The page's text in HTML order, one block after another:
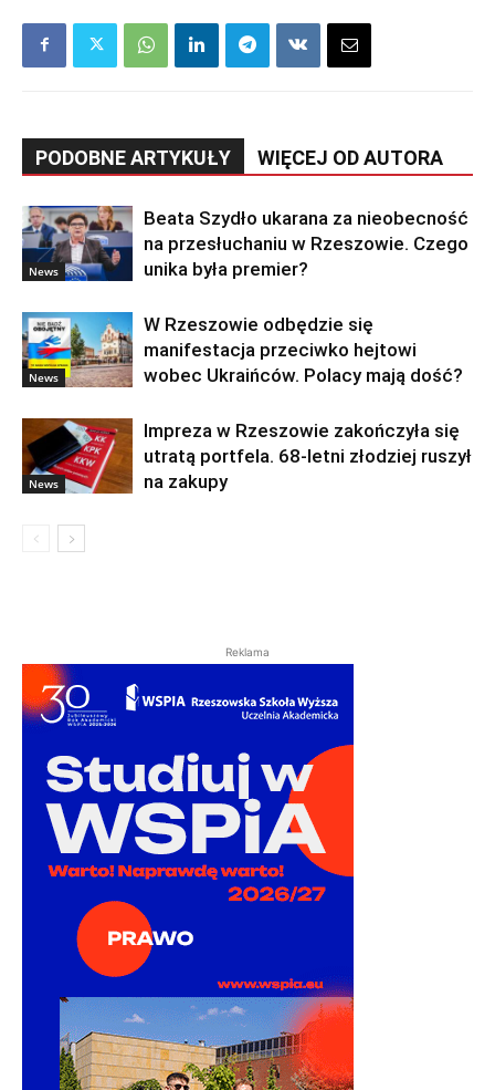
PODOBNE ARTYKUŁY WIĘCEJ OD AUTORA
News
Beata Szydło ukarana za nieobecność
na przesłuchaniu w Rzeszowie. Czego
unika była premier?
News
W Rzeszowie odbędzie się
manifestacja przeciwko hejtowi
wobec Ukraińców. Polacy mają dość?
News
Impreza w Rzeszowie zakończyła się
utratą portfela. 68-letni złodziej ruszył
na zakupy
Reklama